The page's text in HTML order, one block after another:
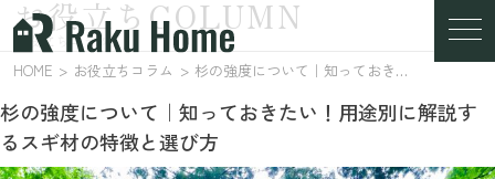
お役立ちコラム
お役立ちCOLUMN
HOME お役立ちコラム 杉の強度について｜知っておきたい！用途別に解説するスギ材の特徴と選び方
杉の強度について｜知っておきたい！用途別に解説す
るスギ材の特徴と選び方